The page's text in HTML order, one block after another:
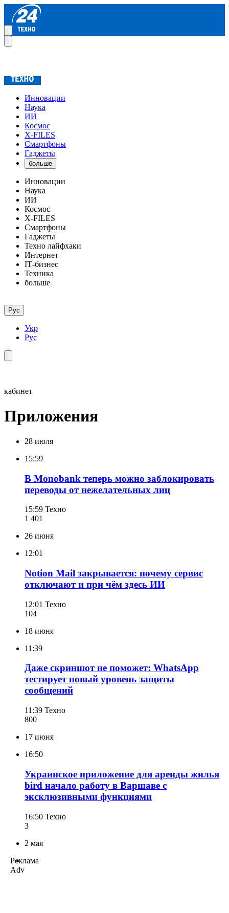
Инновации
Наука
ИИ
Космос
X-FILES
Смартфоны
Гаджеты
больше
Инновации
Наука
ИИ
Космос
X-FILES
Смартфоны
Гаджеты
Техно лайфхаки
Интернет
ІТ-бизнес
Техника
больше
Рус
Укр
Рус
кабинет
Приложения
28 июля
15:59
В Monobank теперь можно заблокировать
переводы от нежелательных лиц
15:59 Техно
1 401
26 июня
12:01
Notion Mail закрывается: почему сервис
отключают и при чём здесь ИИ
12:01 Техно
104
18 июня
11:39
Даже скриншот не поможет: WhatsApp
тестирует новый уровень защиты
сообщений
11:39 Техно
800
17 июня
16:50
Украинское приложение для аренды жилья
bird начало работу в Варшаве с
эксклюзивными функциями
16:50 Техно
3
2 мая
Реклама
Adv